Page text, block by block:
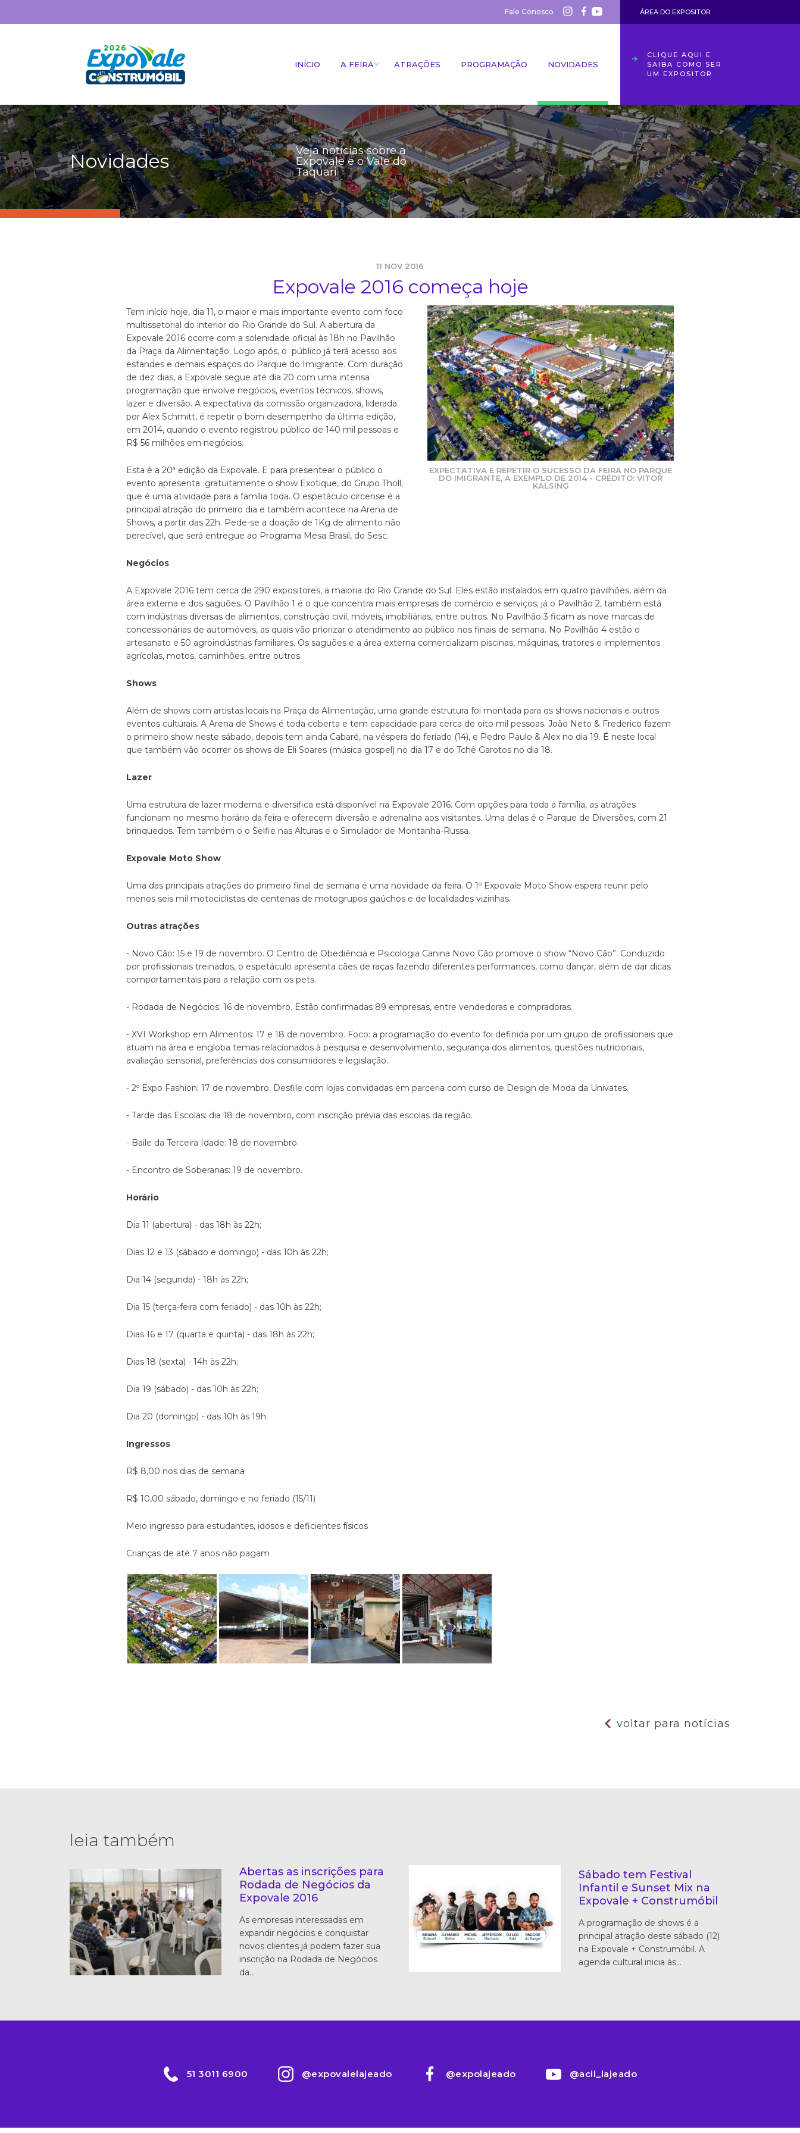
Fale Conosco ÁREA DO EXPOSITOR
INÍCIO A FEIRA ATRAÇÕES PROGRAMAÇÃO NOVIDADES
CLIQUE AQUI E
SAIBA COMO SER
UM EXPOSITOR
Novidades
Veja notícias sobre a
Expovale e o Vale do
Taquari
11 NOV 2016
Expovale 2016 começa hoje
EXPECTATIVA É REPETIR O SUCESSO DA FEIRA NO PARQUE
DO IMIGRANTE, A EXEMPLO DE 2014 - CRÉDITO: VITOR
KALSING
Tem início hoje, dia 11, o maior e mais importante evento com foco
multissetorial do interior do Rio Grande do Sul. A abertura da
Expovale 2016 ocorre com a solenidade oficial às 18h no Pavilhão
da Praça da Alimentação. Logo após, o público já terá acesso aos
estandes e demais espaços do Parque do Imigrante. Com duração
de dez dias, a Expovale segue até dia 20 com uma intensa
programação que envolve negócios, eventos técnicos, shows,
lazer e diversão. A expectativa da comissão organizadora, liderada
por Alex Schmitt, é repetir o bom desempenho da última edição,
em 2014, quando o evento registrou público de 140 mil pessoas e
R$ 56 milhões em negócios.
Esta é a 20ª edição da Expovale. E para presentear o público o
evento apresenta gratuitamente o show Exotique, do Grupo Tholl,
que é uma atividade para a família toda. O espetáculo circense é a
principal atração do primeiro dia e também acontece na Arena de
Shows, a partir das 22h. Pede-se a doação de 1Kg de alimento não
perecível, que será entregue ao Programa Mesa Brasil, do Sesc.
Negócios
A Expovale 2016 tem cerca de 290 expositores, a maioria do Rio Grande do Sul. Eles estão instalados em quatro pavilhões, além da
área externa e dos saguões. O Pavilhão 1 é o que concentra mais empresas de comércio e serviços; já o Pavilhão 2, também está
com indústrias diversas de alimentos, construção civil, móveis, imobiliárias, entre outros. No Pavilhão 3 ficam as nove marcas de
concessionárias de automóveis, as quais vão priorizar o atendimento ao público nos finais de semana. No Pavilhão 4 estão o
artesanato e 50 agroindústrias familiares. Os saguões e a área externa comercializam piscinas, máquinas, tratores e implementos
agrícolas, motos, caminhões, entre outros.
Shows
Além de shows com artistas locais na Praça da Alimentação, uma grande estrutura foi montada para os shows nacionais e outros
eventos culturais. A Arena de Shows é toda coberta e tem capacidade para cerca de oito mil pessoas. João Neto & Frederico fazem
o primeiro show neste sábado, depois tem ainda Cabaré, na véspera do feriado (14), e Pedro Paulo & Alex no dia 19. É neste local
que também vão ocorrer os shows de Eli Soares (música gospel) no dia 17 e do Tchê Garotos no dia 18.
Lazer
Uma estrutura de lazer moderna e diversifica está disponível na Expovale 2016. Com opções para toda a família, as atrações
funcionam no mesmo horário da feira e oferecem diversão e adrenalina aos visitantes. Uma delas é o Parque de Diversões, com 21
brinquedos. Tem também o o Selfie nas Alturas e o Simulador de Montanha-Russa.
Expovale Moto Show
Uma das principais atrações do primeiro final de semana é uma novidade da feira. O 1º Expovale Moto Show espera reunir pelo
menos seis mil motociclistas de centenas de motogrupos gaúchos e de localidades vizinhas.
Outras atrações
- Novo Cão: 15 e 19 de novembro. O Centro de Obediência e Psicologia Canina Novo Cão promove o show “Novo Cão”. Conduzido
por profissionais treinados, o espetáculo apresenta cães de raças fazendo diferentes performances, como dançar, além de dar dicas
comportamentais para a relação com os pets.
- Rodada de Negócios: 16 de novembro. Estão confirmadas 89 empresas, entre vendedoras e compradoras.
- XVI Workshop em Alimentos: 17 e 18 de novembro. Foco: a programação do evento foi definida por um grupo de profissionais que
atuam na área e engloba temas relacionados à pesquisa e desenvolvimento, segurança dos alimentos, questões nutricionais,
avaliação sensorial, preferências dos consumidores e legislação.
- 2º Expo Fashion: 17 de novembro. Desfile com lojas convidadas em parceria com curso de Design de Moda da Univates.
- Tarde das Escolas: dia 18 de novembro, com inscrição prévia das escolas da região.
- Baile da Terceira Idade: 18 de novembro.
- Encontro de Soberanas: 19 de novembro.
Horário
Dia 11 (abertura) - das 18h às 22h;
Dias 12 e 13 (sábado e domingo) - das 10h às 22h;
Dia 14 (segunda) - 18h às 22h;
Dia 15 (terça-feira com feriado) - das 10h às 22h;
Dias 16 e 17 (quarta e quinta) - das 18h às 22h;
Dias 18 (sexta) - 14h às 22h;
Dia 19 (sábado) - das 10h às 22h;
Dia 20 (domingo) - das 10h às 19h.
Ingressos
R$ 8,00 nos dias de semana
R$ 10,00 sábado, domingo e no feriado (15/11)
Meio ingresso para estudantes, idosos e deficientes físicos
Crianças de até 7 anos não pagam
voltar para notícias
leia também
Abertas as inscrições para
Rodada de Negócios da
Expovale 2016
As empresas interessadas em
expandir negócios e conquistar
novos clientes já podem fazer sua
inscrição na Rodada de Negócios
da…
Sábado tem Festival
Infantil e Sunset Mix na
Expovale + Construmóbil
A programação de shows é a
principal atração deste sábado (12)
na Expovale + Construmóbil. A
agenda cultural inicia às…
51 3011 6900 @expovalelajeado @expolajeado @acil_lajeado